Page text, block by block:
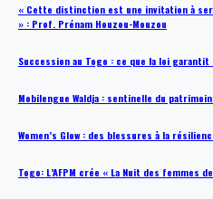
« Cette distinction est une invitation à
» : Prof. Prénam Houzou-Mouzou
Succession au Togo : ce que la loi
Mobilengue Waldja : sentinelle du
Women’s Glow : des blessures à la
Togo: L’AFPM crée « La Nuit des femmes